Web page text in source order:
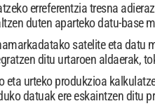
erreferentzia tresna
duten aparteko datu-base
satelite eta datu
ditu urtaroen aldaerak,
eta urteko produkzioa
datuak ere eskaintzen ditu